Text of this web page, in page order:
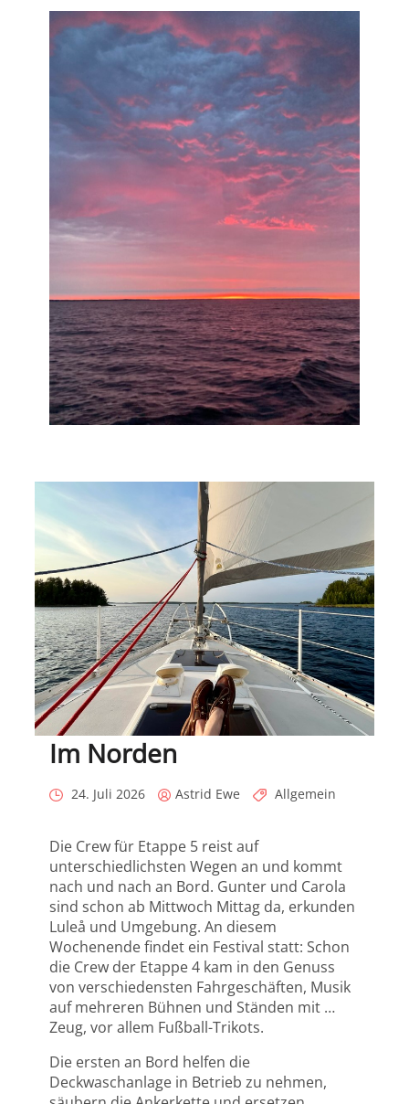
Im Norden
Posted
24. Juli 2026
Posted
Astrid Ewe Categories
Allgemein
Die Crew für Etappe 5 reist auf
unterschiedlichsten Wegen an und kommt
nach und nach an Bord. Gunter und Carola
sind schon ab Mittwoch Mittag da, erkunden
Luleå und Umgebung. An diesem
Wochenende findet ein Festival statt: Schon
die Crew der Etappe 4 kam in den Genuss
von verschiedensten Fahrgeschäften, Musik
auf mehreren Bühnen und Ständen mit …
Zeug, vor allem Fußball-Trikots.
Die ersten an Bord helfen die
Deckwaschanlage in Betrieb zu nehmen,